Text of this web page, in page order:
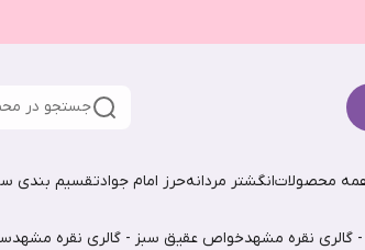
جستجو در
محصولاتانگشتر مردانهحرز امام جوادتقسیم بندی
نقره مشهدخواص عقیق سبز - گالری نقره مشهد